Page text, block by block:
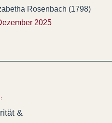
Rosenbach (1798)
2025
&